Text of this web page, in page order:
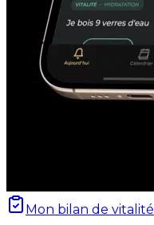
Mon bilan de vitalité